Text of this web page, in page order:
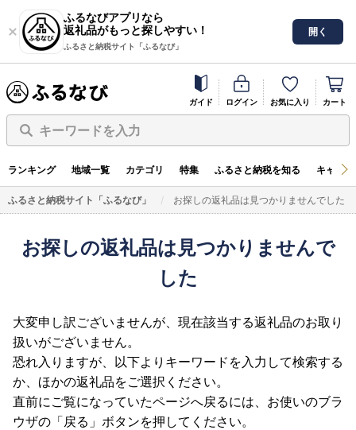
ふるなびアプリなら
返礼品がもっと探しやすい！
ふるさと納税サイト「ふるなび」
開く
ガイド ログイン お気に入り カート
キーワードを入力
ランキング 地域一覧 カテゴリ 特集 ふるさと納税を知る キャン
ふるさと納税サイト「ふるなび」 お探しの返礼品は見つかりませんでした
お探しの返礼品は見つかりませんで
した
大変申し訳ございませんが、現在該当する返礼品のお取り
扱いがございません。
恐れ入りますが、以下よりキーワードを入力して検索する
か、ほかの返礼品をご選択ください。
直前にご覧になっていたページへ戻るには、お使いのブラ
ウザの「戻る」ボタンを押してください。